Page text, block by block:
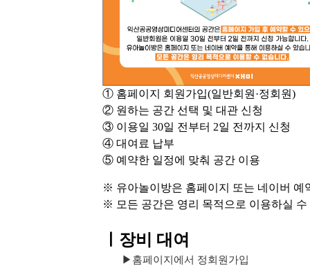
① 홈페이지 회원가입(일반회원·정회원)
② 원하는 공간 선택 및 대관 신청
③ 이용일 30일 전부터 2일 전까지 신청
④ 대여료 납부
⑤ 예약한 일정에 맞춰 공간 이용
※ 유아놀이방은 홈페이지 또는 네이버 예
※ 모든 공간은 영리 목적으로 이용하실 수
ㅣ장비 대여
▶ 홈페이지에서 정회원가입